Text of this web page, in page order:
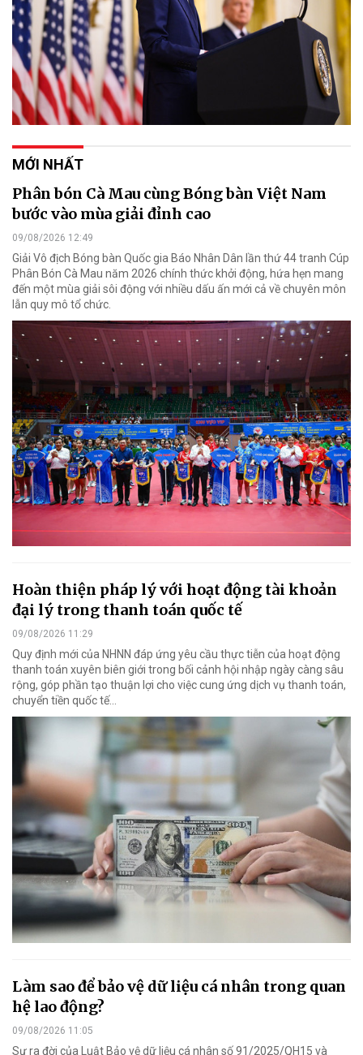
MỚI NHẤT
Phân bón Cà Mau cùng Bóng bàn Việt Nam
bước vào mùa giải đỉnh cao
09/08/2026 12:49
Giải Vô địch Bóng bàn Quốc gia Báo Nhân Dân lần thứ 44 tranh Cúp
Phân Bón Cà Mau năm 2026 chính thức khởi động, hứa hẹn mang
đến một mùa giải sôi động với nhiều dấu ấn mới cả về chuyên môn
lẫn quy mô tổ chức.
Hoàn thiện pháp lý với hoạt động tài khoản
đại lý trong thanh toán quốc tế
09/08/2026 11:29
Quy định mới của NHNN đáp ứng yêu cầu thực tiễn của hoạt động
thanh toán xuyên biên giới trong bối cảnh hội nhập ngày càng sâu
rộng, góp phần tạo thuận lợi cho việc cung ứng dịch vụ thanh toán,
chuyển tiền quốc tế...
Làm sao để bảo vệ dữ liệu cá nhân trong quan
hệ lao động?
09/08/2026 11:05
Sự ra đời của Luật Bảo vệ dữ liệu cá nhân số 91/2025/QH15 và